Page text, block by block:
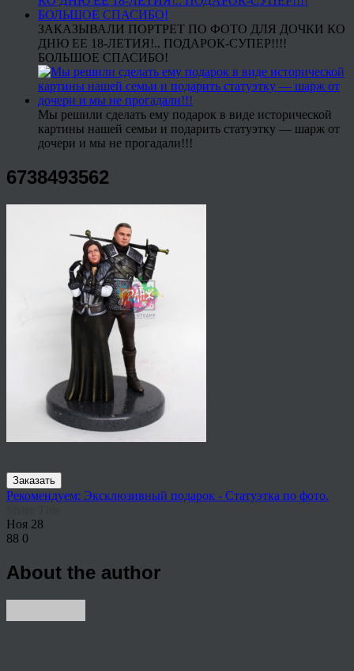
ЗАКАЗЫВАЛИ ПОРТРЕТ ПО ФОТО ДЛЯ ДОЧКИ КО
ДНЮ ЕЕ 18-ЛЕТИЯ!.. ПОДАРОК-СУПЕР!!!!
БОЛЬШОЕ СПАСИБО!
Мы решили сделать ему подарок в виде исторической
картины нашей семьи и подарить статуэтку — шарж от
дочери и мы не прогадали!!!
6738493562
Заказать
Рекомендуем: Эксклюзивный подарок - Статуэтка по фото.
Ноя 28
88 0
About the author